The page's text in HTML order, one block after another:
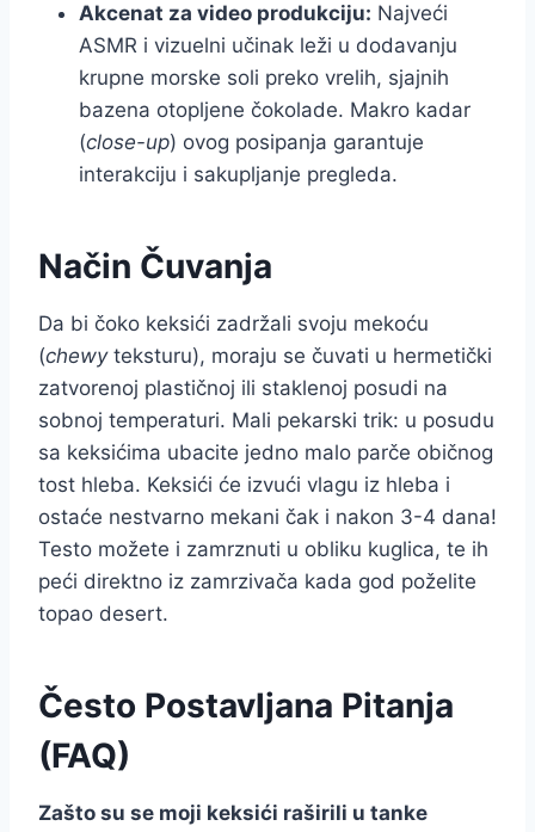
Akcenat za video produkciju: Najveći
ASMR i vizuelni učinak leži u dodavanju
krupne morske soli preko vrelih, sjajnih
bazena otopljene čokolade. Makro kadar
(close-up) ovog posipanja garantuje
interakciju i sakupljanje pregleda.
Način Čuvanja
Da bi čoko keksići zadržali svoju mekoću
(chewyteksturu), moraju se čuvati u hermetički
zatvorenoj plastičnoj ili staklenoj posudi na
sobnoj temperaturi. Mali pekarski trik: u posudu
sa keksićima ubacite jedno malo parče običnog
tost hleba. Keksići će izvući vlagu iz hleba i
ostaće nestvarno mekani čak i nakon 3-4 dana!
Testo možete i zamrznuti u obliku kuglica, te ih
peći direktno iz zamrzivača kada god poželite
topao desert.
Često Postavljana Pitanja
(FAQ)
Zašto su se moji keksići raširili u tanke